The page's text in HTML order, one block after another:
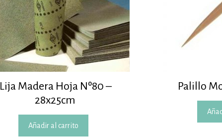
Lija Madera Hoja Nº80 –
28x25cm
Añadir al carrito
Palillo